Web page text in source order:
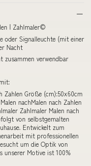
| Zahlmaler©
oder Signalleuchte (mit einer
Nacht
zusammen verwendbar
Zahlen Größe (cm):50x60cm
nachMalen nach Zahlen
Zahlmaler Malen nach
von selbstgemalten
Entwickelt zum
mit professionellen
um die Optik von
unserer Motive ist 100%